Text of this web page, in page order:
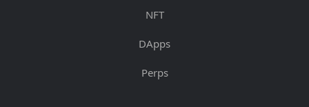
NFT
DApps
Perps